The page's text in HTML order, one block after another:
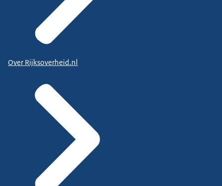
Over Rijksoverheid.nl